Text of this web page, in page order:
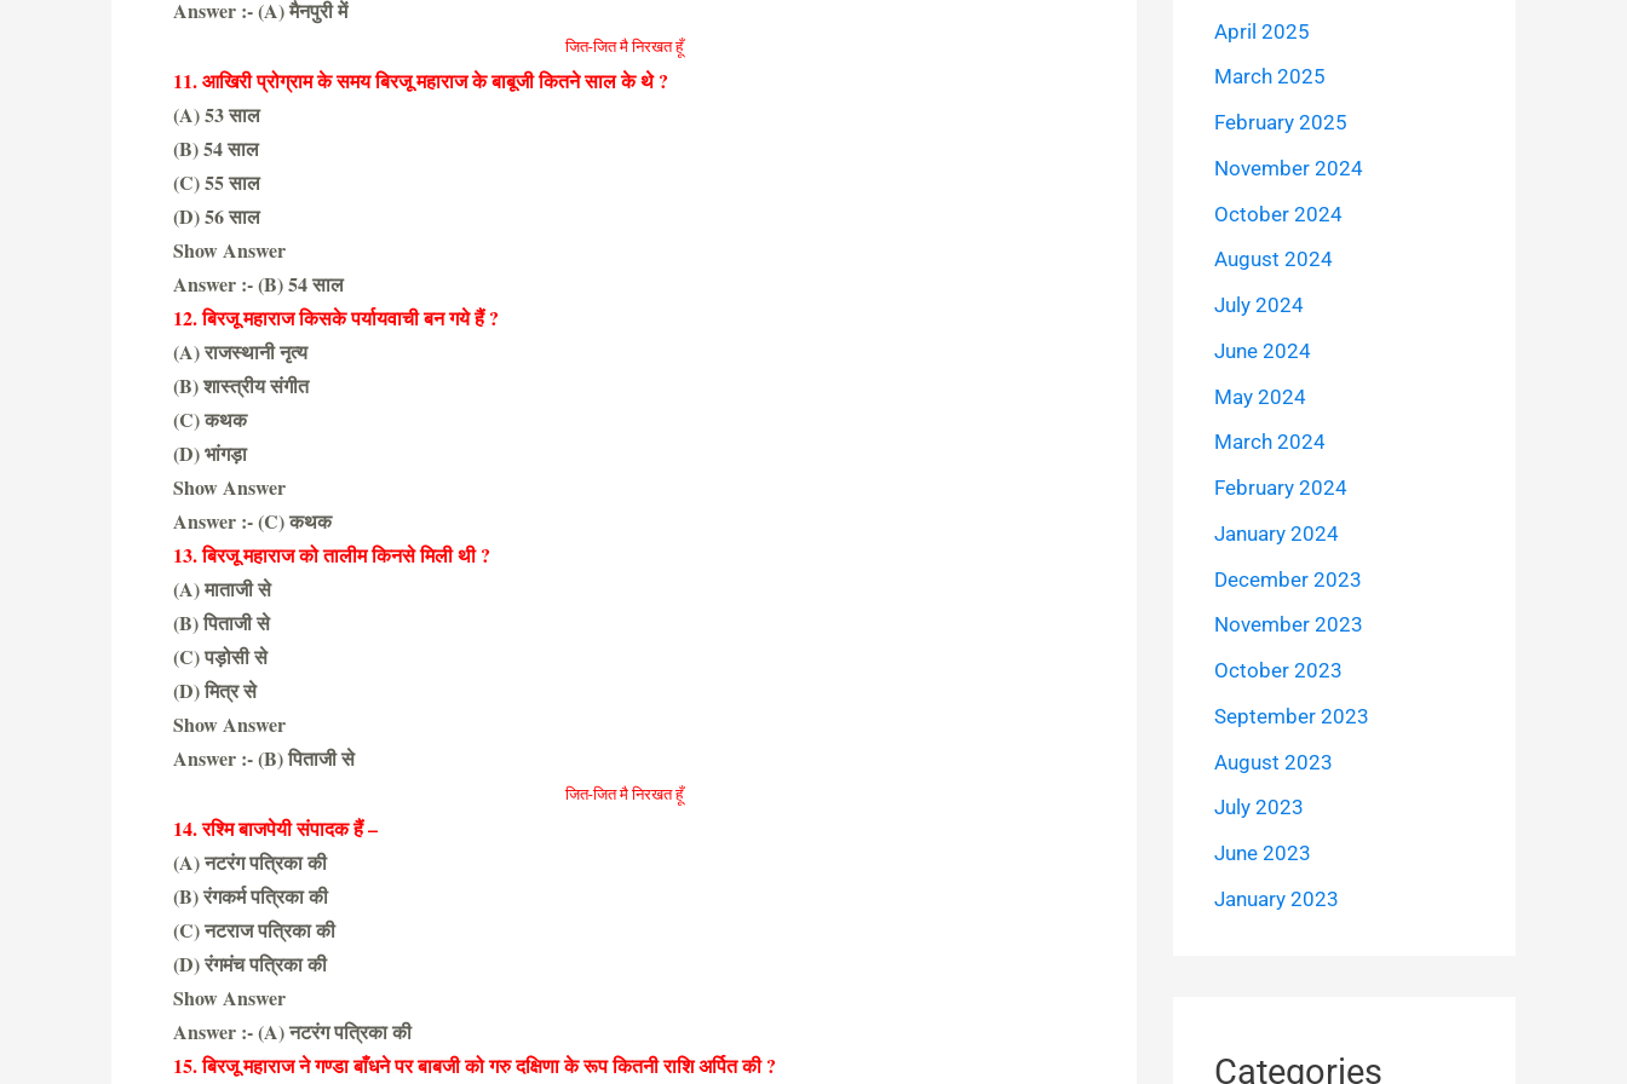
Answer :- (A) मैनपुरी में
जित-जित मै निरखत हूँ
11. आखिरी प्रोग्राम के समय बिरजू महाराज के बाबूजी कितने साल के थे ?
(A) 53 साल
(B) 54 साल
(C) 55 साल
(D) 56 साल
Show Answer
Answer :- (B) 54 साल
12. बिरजू महाराज किसके पर्यायवाची बन गये हैं ?
(A) राजस्थानी नृत्य
(B) शास्त्रीय संगीत
(C) कथक
(D) भांगड़ा
Show Answer
Answer :- (C) कथक
13. बिरजू महाराज को तालीम किनसे मिली थी ?
(A) माताजी से
(B) पिताजी से
(C) पड़ोसी से
(D) मित्र से
Show Answer
Answer :- (B) पिताजी से
जित-जित मै निरखत हूँ
14. रश्मि बाजपेयी संपादक हैं –
(A) नटरंग पत्रिका की
(B) रंगकर्म पत्रिका की
(C) नटराज पत्रिका की
(D) रंगमंच पत्रिका की
Show Answer
Answer :- (A) नटरंग पत्रिका की
15. बिरजू महाराज ने गण्डा बाँधने पर बाबजी को गरु दक्षिणा के रूप कितनी राशि अर्पित की ?
April 2025
March 2025
February 2025
November 2024
October 2024
August 2024
July 2024
June 2024
May 2024
March 2024
February 2024
January 2024
December 2023
November 2023
October 2023
September 2023
August 2023
July 2023
June 2023
January 2023
Categories